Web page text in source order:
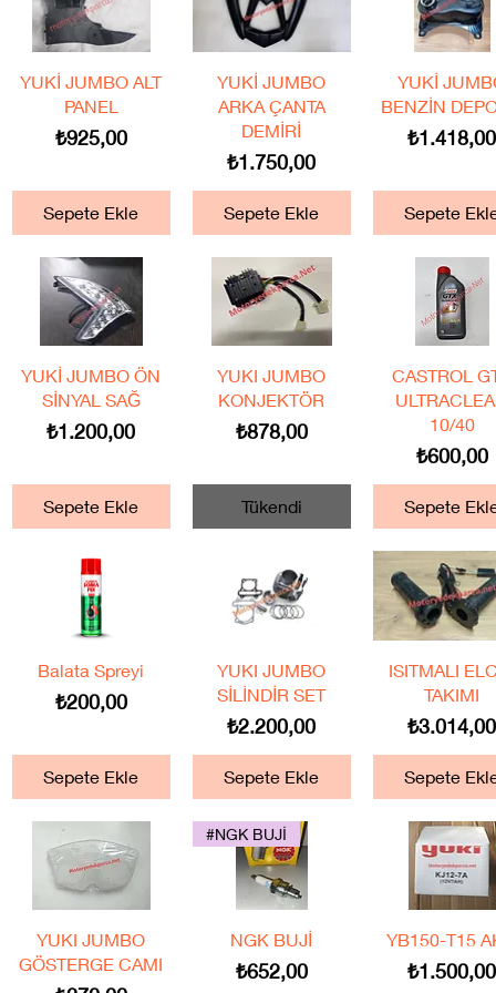
Hızlı Bakış
YUKİ JUMBO ALT
PANEL
Fiyat
₺925,00
Sepete Ekle
Hızlı Bakış
YUKİ JUMBO
ARKA ÇANTA
DEMİRİ
Fiyat
₺1.750,00
Sepete Ekle
Hızlı Bakış
YUKİ
BENZİN
Fiyat
₺1.418,00
Sepete
Hızlı Bakış
YUKİ JUMBO ÖN
SİNYAL SAĞ
Fiyat
₺1.200,00
Sepete Ekle
Hızlı Bakış
YUKI JUMBO
KONJEKTÖR
Fiyat
₺878,00
Tükendi
Hızlı Bakış
CASTROL
10/40
Fiyat
₺600,00
Sepete
Hızlı Bakış
Balata Spreyi
Fiyat
₺200,00
Sepete Ekle
Hızlı Bakış
YUKI JUMBO
SİLİNDİR SET
Fiyat
₺2.200,00
Sepete Ekle
Hızlı Bakış
ISITMALI
TAKIMI
Fiyat
₺3.014,00
Sepete
Hızlı Bakış
YUKI JUMBO
GÖSTERGE CAMI
Hızlı Bakış
#NGK BUJİ
NGK BUJİ
Fiyat
₺652,00
Hızlı Bakış
YB150-T15
Fiyat
₺1.500,00